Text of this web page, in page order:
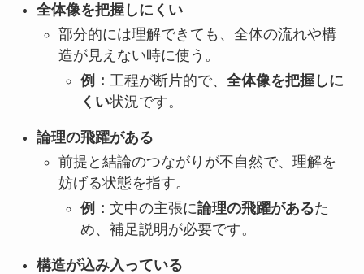
全体像を把握しにくい
部分的には理解できても、全体の流れや構
造が見えない時に使う。
例： 工程が断片的で、 全体像を把握しに
くい状況です。
論理の飛躍がある
前提と結論のつながりが不自然で、理解を
妨げる状態を指す。
例： 文中の主張に論理の飛躍があるた
め、補足説明が必要です。
構造が込み入っている